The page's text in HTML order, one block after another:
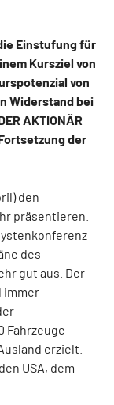
Einstufung für
Kursziel von
von
Widerstand bei
AKTIONÄR
der
den
präsentieren.
des
gut aus. Der
immer
Fahrzeuge
erzielt.
USA, dem